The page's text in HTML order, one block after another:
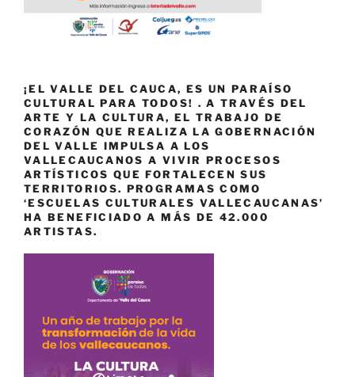
¡EL VALLE DEL CAUCA, ES UN PARAÍSO
CULTURAL PARA TODOS! . A TRAVÉS DEL
ARTE Y LA CULTURA, EL TRABAJO DE
CORAZÓN QUE REALIZA LA GOBERNACIÓN
DEL VALLE IMPULSA A LOS
VALLECAUCANOS A VIVIR PROCESOS
ARTÍSTICOS QUE FORTALECEN SUS
TERRITORIOS. PROGRAMAS COMO
‘ESCUELAS CULTURALES VALLECAUCANAS’
HA BENEFICIADO A MÁS DE 42.000
ARTISTAS.